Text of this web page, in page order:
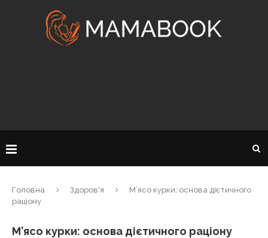
Головна Здоров'я
М’ясо курки: основа дієтичного
раціону
М’ясо курки: основа дієтичного раціону